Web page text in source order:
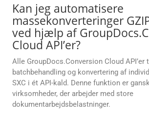
Kan jeg automatisere
massekonverteringer
ved hjælp af
Cloud API’er?
Alle GroupDocs.Conversion Cloud API’er
batchbehandling og konvertering af
SXC i ét API-kald. Denne funktion er
virksomheder, der arbejder med store
dokumentarbejdsbelastninger.